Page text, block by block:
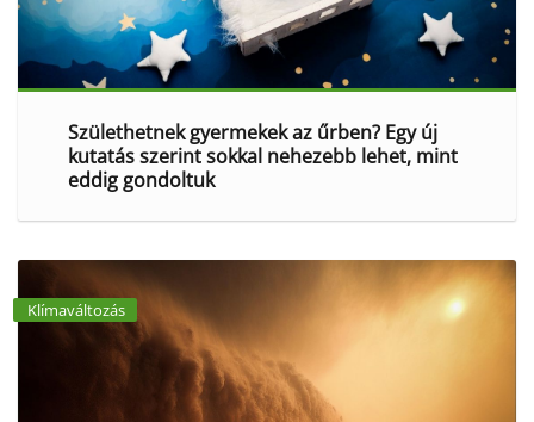
Születhetnek gyermekek az űrben? Egy új
kutatás szerint sokkal nehezebb lehet, mint
eddig gondoltuk
Klímaváltozás